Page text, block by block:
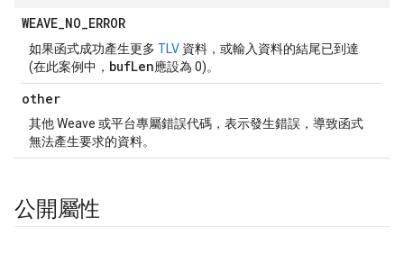
WEAVE_NO_ERROR
如果函式成功產生更多 TLV 資料，或輸入資料的結尾已到達
(在此案例中， bufLen應設為 0)。
other
其他 Weave 或平台專屬錯誤代碼，表示發生錯誤，導致函式
無法產生要求的資料。
公開屬性